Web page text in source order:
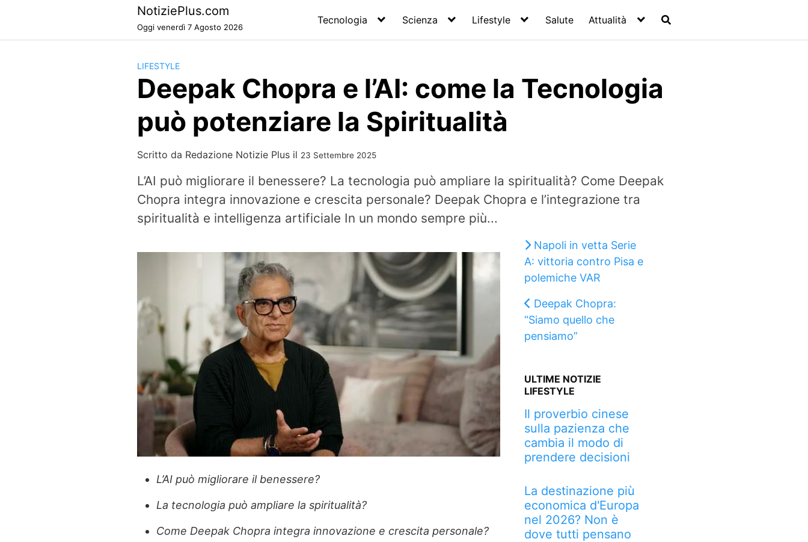
NotiziePlus.com
Oggi venerdì 7 Agosto 2026
Tecnologia Scienza Lifestyle Salute Attualità
LIFESTYLE
Deepak Chopra e l’AI: come la Tecnologia
può potenziare la Spiritualità
Scritto da Redazione Notizie Plus il 23 Settembre 2025
L’AI può migliorare il benessere? La tecnologia può ampliare la spiritualità? Come Deepak
Chopra integra innovazione e crescita personale? Deepak Chopra e l’integrazione tra
spiritualità e intelligenza artificiale In un mondo sempre più...
L’AI può migliorare il benessere?
La tecnologia può ampliare la spiritualità?
Come Deepak Chopra integra innovazione e crescita personale?
Napoli in vetta Serie
A: vittoria contro Pisa e
polemiche VAR
Deepak Chopra:
“Siamo quello che
pensiamo”
ULTIME NOTIZIE
LIFESTYLE
Il proverbio cinese
sulla pazienza che
cambia il modo di
prendere decisioni
La destinazione più
economica d'Europa
nel 2026? Non è
dove tutti pensano